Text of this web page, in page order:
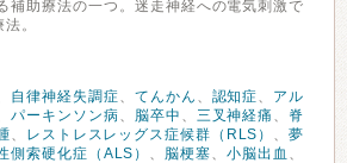
補助療法の一つ。迷走神経への電気刺激で
。
自律神経失調症、 てんかん 、 認知症、 アル
パーキンソン病、 脳卒中 、 三叉神経痛 、 脊
、 レストレスレッグス症候群（RLS） 、夢
側索硬化症（ALS） 、 脳梗塞、小脳出血 、